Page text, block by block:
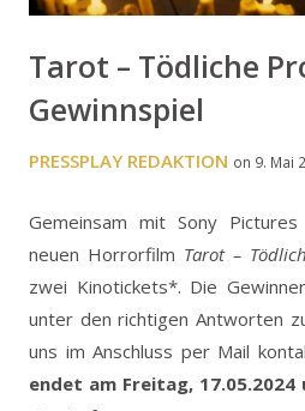
Tarot – Tödliche
Gewinnspiel
PRESSPLAY REDAKTION on 9. Mai
Gemeinsam mit Sony
neuen Horrorfilm Tarot –
zwei Kinotickets*. Die
unter den richtigen Antworten
uns im Anschluss per Mail
endet am Freitag, 17.05.2024